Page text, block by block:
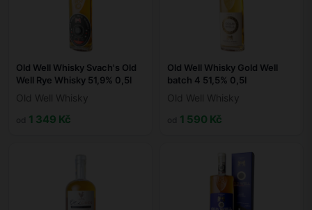
Old Well Whisky Svach's Old
Well Rye Whisky 51,9% 0,5l
Old Well Whisky
1 349 Kč
Old Well Whisky Gold Well
batch 4 51,5% 0,5l
Old Well Whisky
1 590 Kč